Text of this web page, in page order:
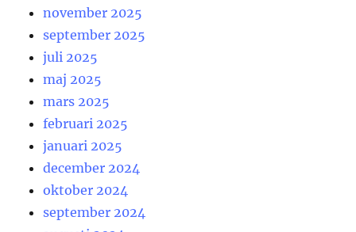
november 2025
september 2025
juli 2025
maj 2025
mars 2025
februari 2025
januari 2025
december 2024
oktober 2024
september 2024